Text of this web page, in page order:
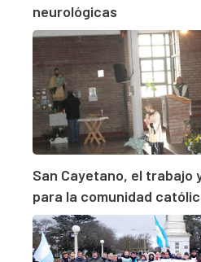
neurológicas
San Cayetano, el trabajo
para la comunidad